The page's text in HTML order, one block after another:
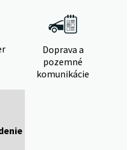
Doprava a
pozemné
komunikácie